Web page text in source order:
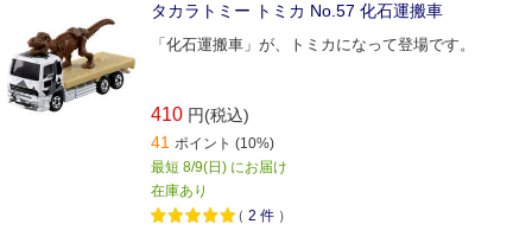
タカラトミー トミカ No.57 化石運搬車
「化石運搬車」が、トミカになって登場です。
410 円(税込)
41 ポイント (10%)
最短 8/9(日) にお届け
在庫あり
（ 2 件 ）